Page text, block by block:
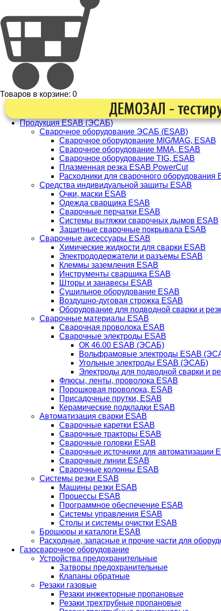
Товаров в корзине: 0
Продукция ESAB (ЭСАБ)
Сварочное оборудование ЭСАБ (ESAB)
Сварочное оборудование MIG/MAG, ESAB
Сварочное оборудование ММА, ESAB
Сварочное оборудование TIG, ESAB
Плазменная резка ESAB PowerCut
Расходники для сварочного оборудования
Средства индивидуальной защиты ESAB
Очки, маски ESAB
Одежда сварщика ESAB
Сварочные перчатки ESAB
Системы вытяжки сварочных дымов ESAB
Защитные сварочные покрывала ESAB
Сварочные аксессуары ESAB
Химические жидкости для сварки ESAB
Электрододержатели и разъемы ESAB
Клеммы заземления ESAB
Инструменты сварщика ESAB
Шторы и занавесы ESAB
Сушильное оборудование ESAB
Воздушно-дуговая строжка ESAB
Оборудование для подводной сварки и
Сварочные материалы ESAB
Сварочная проволока ESAB
Сварочные электроды ESAB
ОК 46.00 ESAB (ЭСАБ)
Вольфрамовые электроды ESAB
Угольные электроды ESAB (ЭСАБ)
Электроды для подводной сварки и
Флюсы, ленты, проволока ESAB
Порошковая проволока, ESAB
Присадочные прутки, ESAB
Керамические подкладки ESAB
Автоматизация сварки ESAB
Сварочные каретки ESAB
Сварочные тракторы ESAB
Сварочные головки ESAB
Сварочные источники для автоматизации
Сварочные линии ESAB
Сварочные колонны ESAB
Системы резки ESAB
Машины резки ESAB
Процессы ESAB
Программное обеспечение ESAB
Системы управления ESAB
Столы и системы очистки ESAB
Брошюры и каталоги ESAB
Расходные, запасные и прочие части для
Газосварочное оборудование
Устройства предохранительные
Затворы предохранительные
Клапаны обратные
Резаки газовые
Резаки инжекторные пропановые
Резаки трехтрубные пропановые